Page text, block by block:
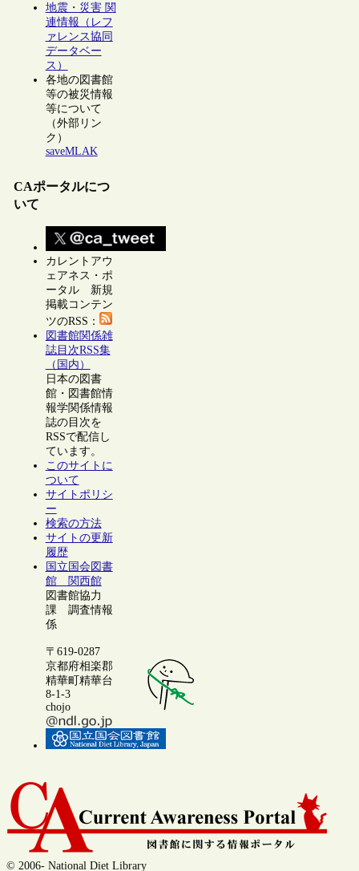
地震・災害 関
連情報（レフ
ァレンス協同
データベー
ス）
各地の図書館
等の被災情報
等について
（外部リン
ク）
saveMLAK
CAポータルにつ
いて
カレントアウ
ェアネス・ポ
ータル 新規
掲載コンテン
ツのRSS：
図書館関係雑
誌目次RSS集
（国内）
日本の図書
館・図書館情
報学関係情報
誌の目次を
RSSで配信し
ています。
このサイトに
ついて
サイトポリシ
ー
検索の方法
サイトの更新
履歴
国立国会図書
館 関西館
図書館協力
課 調査情報
係
〒619-0287
京都府相楽郡
精華町精華台
8-1-3
chojo
© 2006- National Diet Library